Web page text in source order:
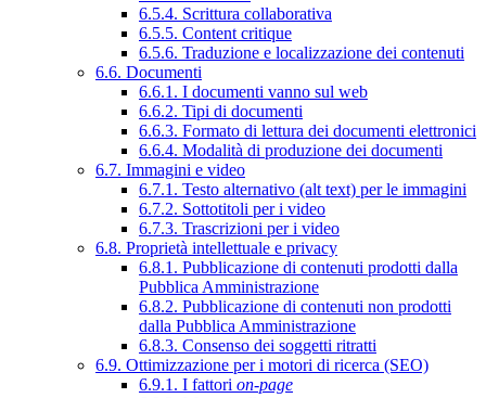
6.5.4. Scrittura collaborativa
6.5.5. Content critique
6.5.6. Traduzione e localizzazione dei contenuti
6.6. Documenti
6.6.1. I documenti vanno sul web
6.6.2. Tipi di documenti
6.6.3. Formato di lettura dei documenti elettronici
6.6.4. Modalità di produzione dei documenti
6.7. Immagini e video
6.7.1. Testo alternativo (alt text) per le immagini
6.7.2. Sottotitoli per i video
6.7.3. Trascrizioni per i video
6.8. Proprietà intellettuale e privacy
6.8.1. Pubblicazione di contenuti prodotti dalla
Pubblica Amministrazione
6.8.2. Pubblicazione di contenuti non prodotti
dalla Pubblica Amministrazione
6.8.3. Consenso dei soggetti ritratti
6.9. Ottimizzazione per i motori di ricerca (SEO)
6.9.1. I fattori on-page